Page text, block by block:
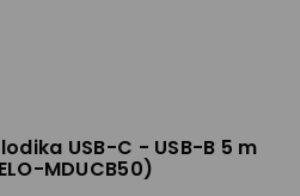
USB-C - USB-B 5 m
MDUCB50)